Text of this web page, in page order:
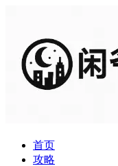
首页
攻略